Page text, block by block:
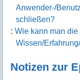
Anwender-/
schließen?
Wie kann man
Wissen/
Notizen zur